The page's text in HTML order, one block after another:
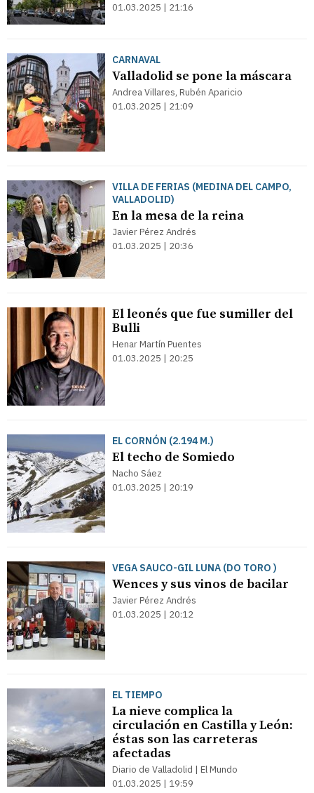
01.03.2025 | 21:16
CARNAVAL
Valladolid se pone la máscara
Andrea Villares, Rubén Aparicio
01.03.2025 | 21:09
VILLA DE FERIAS (MEDINA DEL CAMPO,
VALLADOLID)
En la mesa de la reina
Javier Pérez Andrés
01.03.2025 | 20:36
El leonés que fue sumiller del
Bulli
Henar Martín Puentes
01.03.2025 | 20:25
EL CORNÓN (2.194 M.)
El techo de Somiedo
Nacho Sáez
01.03.2025 | 20:19
VEGA SAUCO-GIL LUNA (DO TORO )
Wences y sus vinos de bacilar
Javier Pérez Andrés
01.03.2025 | 20:12
EL TIEMPO
La nieve complica la
circulación en Castilla y León:
éstas son las carreteras
afectadas
Diario de Valladolid | El Mundo
01.03.2025 | 19:59